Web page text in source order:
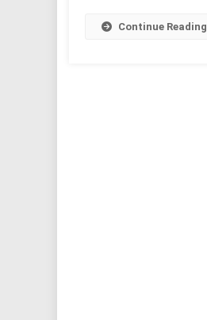
Continue Reading